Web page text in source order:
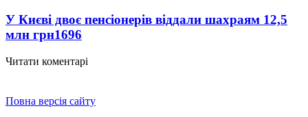
У Києві двоє пенсіонерів віддали шахраям 12,5
млн грн1696
Читати коментарі
Повна версія сайту